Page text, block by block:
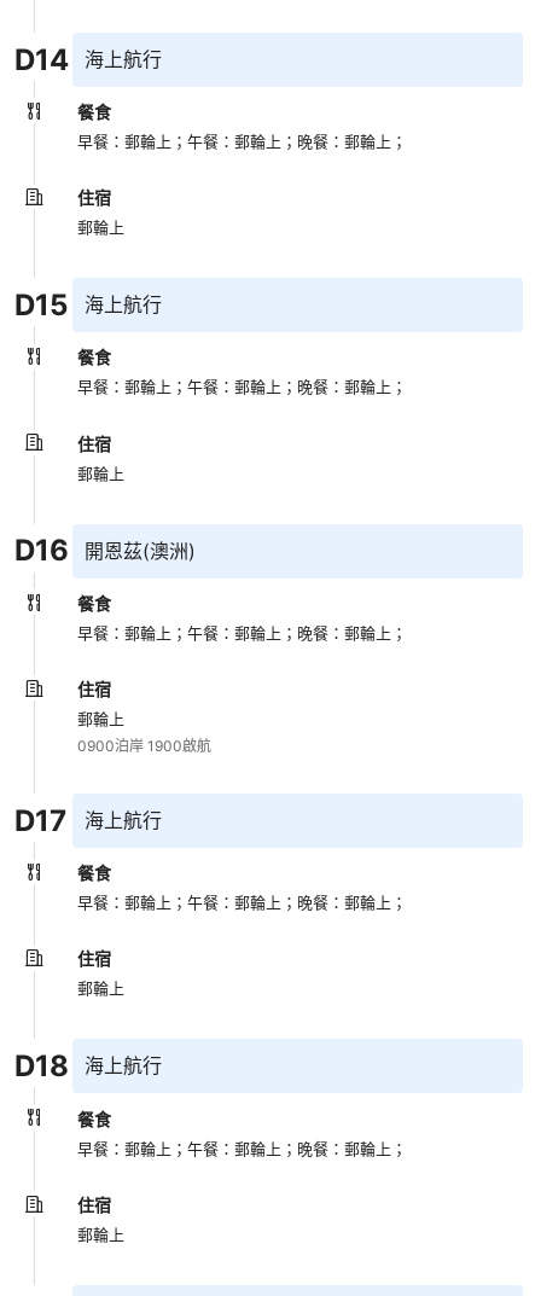
D14 海上航行
餐食
早餐：郵輪上；午餐：郵輪上； 晚餐：郵輪上；
住宿
郵輪上
D15 海上航行
餐食
早餐：郵輪上；午餐：郵輪上； 晚餐：郵輪上；
住宿
郵輪上
D16 開恩茲(澳洲)
餐食
早餐：郵輪上；午餐：郵輪上； 晚餐：郵輪上；
住宿
郵輪上
0900泊岸 1900啟航
D17 海上航行
餐食
早餐：郵輪上；午餐：郵輪上； 晚餐：郵輪上；
住宿
郵輪上
D18 海上航行
餐食
早餐：郵輪上；午餐：郵輪上； 晚餐：郵輪上；
住宿
郵輪上